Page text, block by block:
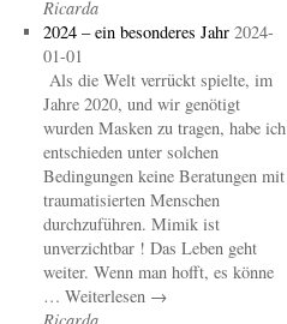
Ricarda
2024 – ein besonderes Jahr 2024-
01-01
Als die Welt verrückt spielte, im
Jahre 2020, und wir genötigt
wurden Masken zu tragen, habe ich
entschieden unter solchen
Bedingungen keine Beratungen mit
traumatisierten Menschen
durchzuführen. Mimik ist
unverzichtbar ! Das Leben geht
weiter. Wenn man hofft, es könne
… Weiterlesen →